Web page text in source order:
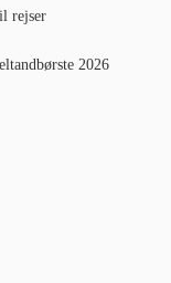
rejser